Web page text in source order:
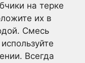
на терке
их в
Смесь
Всегда